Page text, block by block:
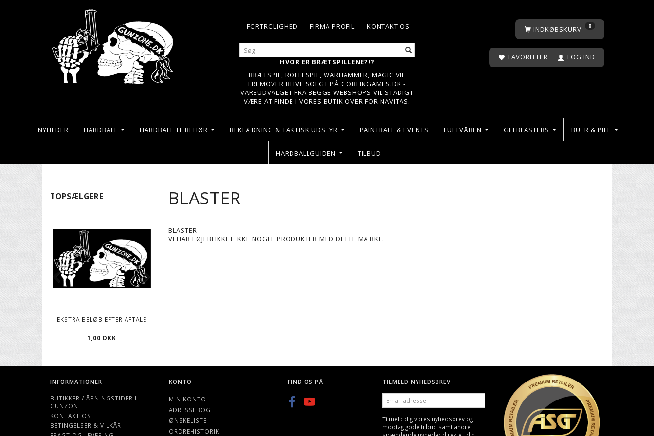
KONTAKT OS
FIRMA PROFIL
FORTROLIGHED
HVOR ER BRÆTSPILLENE?!?
BRÆTSPIL, ROLLESPIL, WARHAMMER, MAGIC VIL
FREMOVER BLIVE SOLGT PÅ GOBLINGAMES.DK -
VAREUDVALGET FRA BEGGE WEBSHOPS VIL STADIGT
VÆRE AT FINDE I VORES BUTIK OVER FOR NAVITAS.
INDKØBSKURV 0
FAVORITTER LOG IND
NYHEDER HARDBALL HARDBALL TILBEHØR BEKLÆDNING & TAKTISK UDSTYR PAINTBALL & EVENTS LUFTVÅBEN GELBLASTERS BUER & PILE
HARDBALLGUIDEN TILBUD
TOPSÆLGERE
EKSTRA BELØB EFTER AFTALE
1,00 DKK
BIO KUGLER, 0,25G -
4000 STK
129,00 DKK
BLASTER
BLASTER
VI HAR I ØJEBLIKKET IKKE NOGLE PRODUKTER MED DETTE MÆRKE.
INFORMATIONER
BUTIKKER / ÅBNINGSTIDER I
GUNZONE
KONTAKT OS
BETINGELSER & VILKÅR
KONTO
MIN KONTO
ADRESSEBOG
ØNSKELISTE
ORDREHISTORIK
FIND OS PÅ
TILMELD NYHEDSBREV
EMAIL-
ADRESSE
Tilmeld dig vores nyhedsbrev og
modtag gode tilbud samt andre